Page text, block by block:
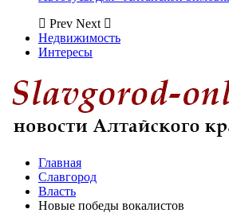
Prev Next
Недвижимость
Интересы
Главная
Славгород
Власть
Новые победы вокалистов